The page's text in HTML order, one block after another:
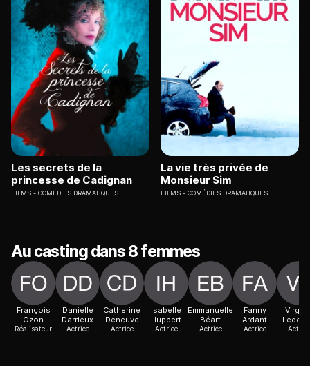
Les secrets de la
princesse de Cadignan
FILMS COMÉDIES DRAMATIQUES
La vie très privée de
Monsieur Sim
FILMS COMÉDIES DRAMATIQUES
Au casting dans 8 femmes
François
Ozon
Réalisateur
Danielle
Darrieux
Actrice
Catherine
Deneuve
Actrice
Isabelle
Huppert
Actrice
Emmanuelle
Béart
Actrice
Fanny
Ardant
Actrice Actrice